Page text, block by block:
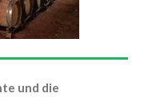
und die